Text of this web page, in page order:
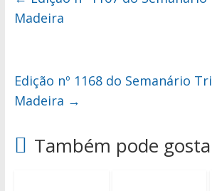
Madeira
Edição nº 1168 do Semanário
Madeira →
Também pode